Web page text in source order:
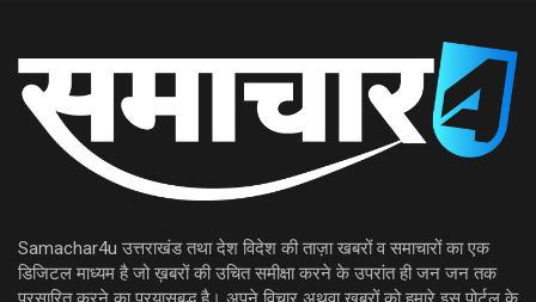
Samachar4u उत्तराखंड तथा देश विदेश की ताज़ा खबरों व समाचारों का एक
डिजिटल माध्यम है जो ख़बरों की उचित समीक्षा करने के उपरांत ही जन जन तक